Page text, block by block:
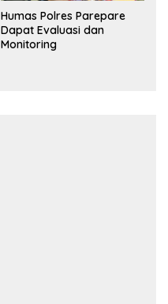
Humas Polres Parepare
Dapat Evaluasi dan
Monitoring